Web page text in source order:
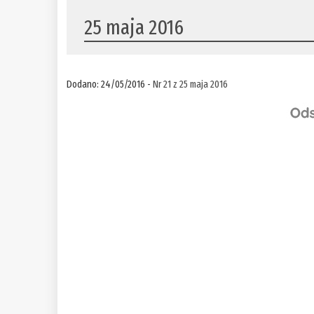
25 maja 2016
Dodano: 24/05/2016 -Nr 21 z 25 maja 2016